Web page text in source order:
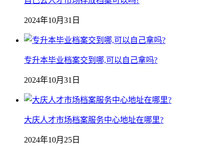
2024年10月31日
专升本毕业档案交到哪,可以自己拿吗?
2024年10月31日
大庆人才市场档案服务中心地址在哪里?
2024年10月25日